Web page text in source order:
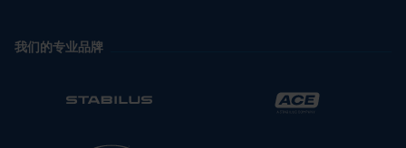
我们的专业品牌